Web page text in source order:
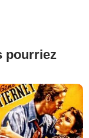
pourriez